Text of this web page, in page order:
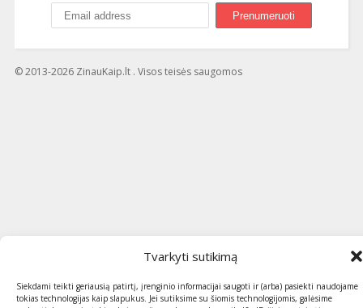
Tvarkyti sutikimą
Siekdami teikti geriausią patirtį, įrenginio informacijai saugoti ir (arba) pasiekti naudojame
tokias technologijas kaip slapukus. Jei sutiksime su šiomis technologijomis, galėsime
© 2013-2026 ZinauKaip.lt . Visos teisės saugomos